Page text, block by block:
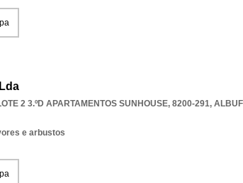
2 3.ºD APARTAMENTOS SUNHOUSE, 8200-291,
e arbustos